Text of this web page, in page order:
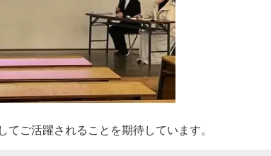
ご活躍されることを期待しています。